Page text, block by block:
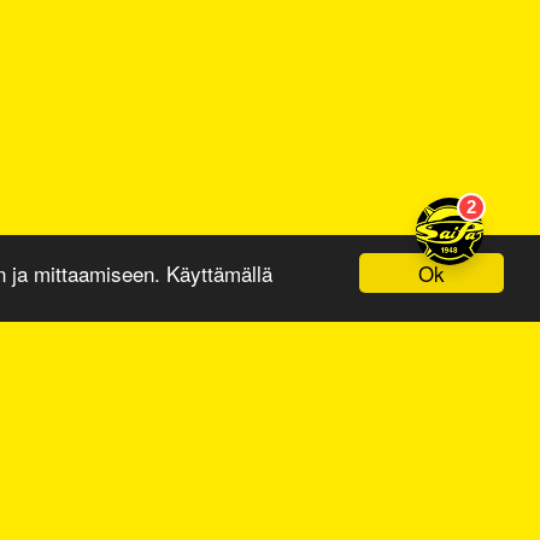
Ok
ja mittaamiseen. Käyttämällä